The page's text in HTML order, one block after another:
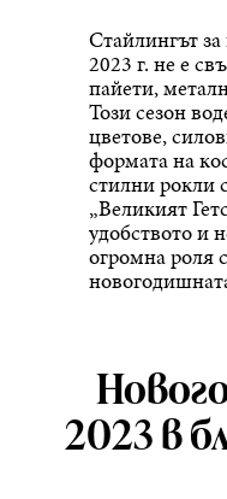
Стайлингът
2023 г. не е
пайети,
Този сезон
цветове,
формата на
стилни рокли
„Великият
удобството и
огромна роля
2023 в